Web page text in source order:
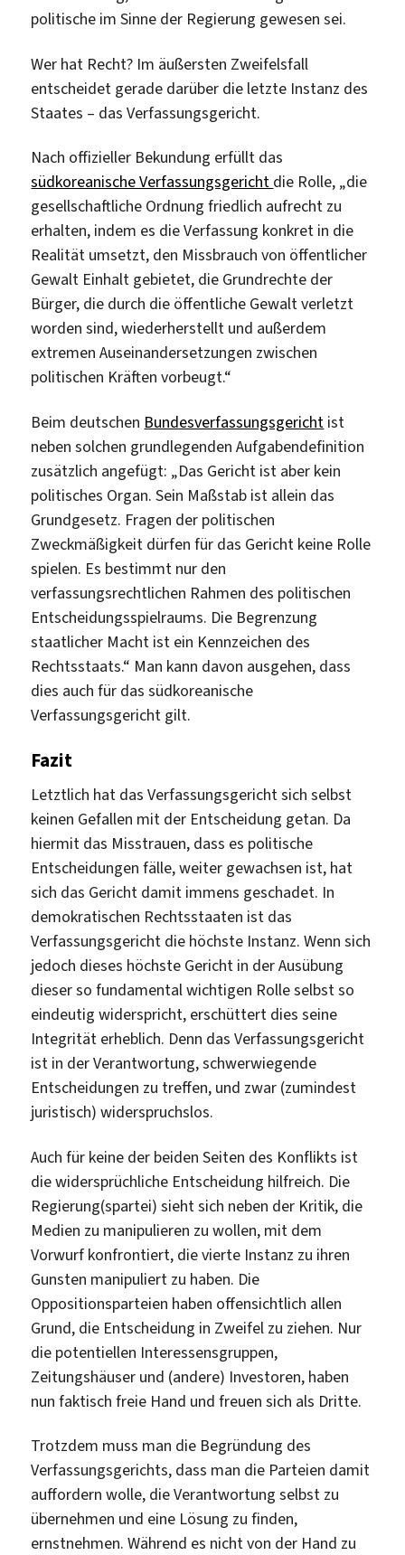
politische im Sinne der Regierung gewesen sei.
Wer hat Recht? Im äußersten Zweifelsfall
entscheidet gerade darüber die letzte Instanz des
Staates – das Verfassungsgericht.
Nach offizieller Bekundung erfüllt das
südkoreanische Verfassungsgericht die Rolle, „die
gesellschaftliche Ordnung friedlich aufrecht zu
erhalten, indem es die Verfassung konkret in die
Realität umsetzt, den Missbrauch von öffentlicher
Gewalt Einhalt gebietet, die Grundrechte der
Bürger, die durch die öffentliche Gewalt verletzt
worden sind, wiederherstellt und außerdem
extremen Auseinandersetzungen zwischen
politischen Kräften vorbeugt.“
Beim deutschen Bundesverfassungsgericht ist
neben solchen grundlegenden Aufgabendefinition
zusätzlich angefügt: „Das Gericht ist aber kein
politisches Organ. Sein Maßstab ist allein das
Grundgesetz. Fragen der politischen
Zweckmäßigkeit dürfen für das Gericht keine Rolle
spielen. Es bestimmt nur den
verfassungsrechtlichen Rahmen des politischen
Entscheidungsspielraums. Die Begrenzung
staatlicher Macht ist ein Kennzeichen des
Rechtsstaats.“ Man kann davon ausgehen, dass
dies auch für das südkoreanische
Verfassungsgericht gilt.
Fazit
Letztlich hat das Verfassungsgericht sich selbst
keinen Gefallen mit der Entscheidung getan. Da
hiermit das Misstrauen, dass es politische
Entscheidungen fälle, weiter gewachsen ist, hat
sich das Gericht damit immens geschadet. In
demokratischen Rechtsstaaten ist das
Verfassungsgericht die höchste Instanz. Wenn sich
jedoch dieses höchste Gericht in der Ausübung
dieser so fundamental wichtigen Rolle selbst so
eindeutig widerspricht, erschüttert dies seine
Integrität erheblich. Denn das Verfassungsgericht
ist in der Verantwortung, schwerwiegende
Entscheidungen zu treffen, und zwar (zumindest
juristisch) widerspruchslos.
Auch für keine der beiden Seiten des Konflikts ist
die widersprüchliche Entscheidung hilfreich. Die
Regierung(spartei) sieht sich neben der Kritik, die
Medien zu manipulieren zu wollen, mit dem
Vorwurf konfrontiert, die vierte Instanz zu ihren
Gunsten manipuliert zu haben. Die
Oppositionsparteien haben offensichtlich allen
Grund, die Entscheidung in Zweifel zu ziehen. Nur
die potentiellen Interessensgruppen,
Zeitungshäuser und (andere) Investoren, haben
nun faktisch freie Hand und freuen sich als Dritte.
Trotzdem muss man die Begründung des
Verfassungsgerichts, dass man die Parteien damit
auffordern wolle, die Verantwortung selbst zu
übernehmen und eine Lösung zu finden,
ernstnehmen. Während es nicht von der Hand zu